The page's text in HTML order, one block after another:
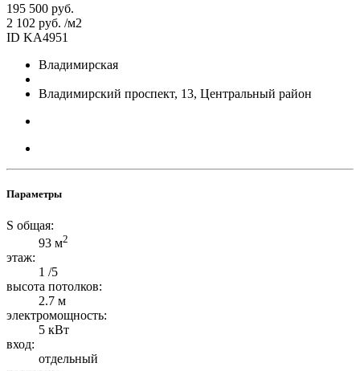
195 500 руб.
2 102 руб. /м2
ID KA4951
Владимирская
Владимирский проспект, 13, Центральный район
Параметры
S общая:
93 м2
этаж:
1 /5
высота потолков:
2.7 м
электромощность:
5 кВт
вход:
отдельный